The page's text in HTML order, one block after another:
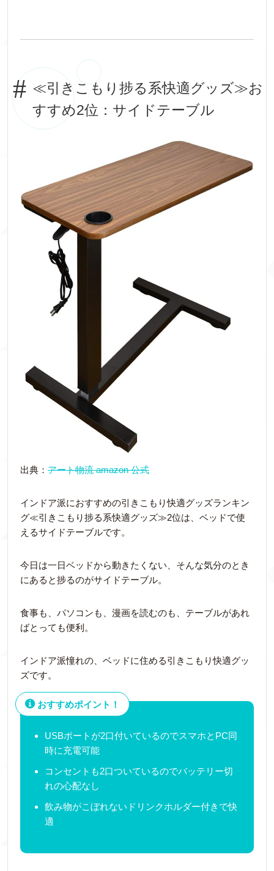
≪引きこもり捗る系快適グッズ≫お
すすめ2位：サイドテーブル
出典： アート物流 amazon 公式
インドア派におすすめの引きこもり快適グッズランキン
グ≪引きこもり捗る系快適グッズ≫2位は、ベッドで使
えるサイドテーブルです。
今日は一日ベッドから動きたくない、そんな気分のとき
にあると捗るのがサイドテーブル。
食事も、パソコンも、漫画を読むのも、テーブルがあれ
ばとっても便利。
インドア派憧れの、ベッドに住める引きこもり快適グッ
ズです。
おすすめポイント！
USBポートが2口付いているのでスマホとPC同
時に充電可能
コンセントも2口ついているのでバッテリー切
れの心配なし
飲み物がこぼれないドリンクホルダー付きで快
適